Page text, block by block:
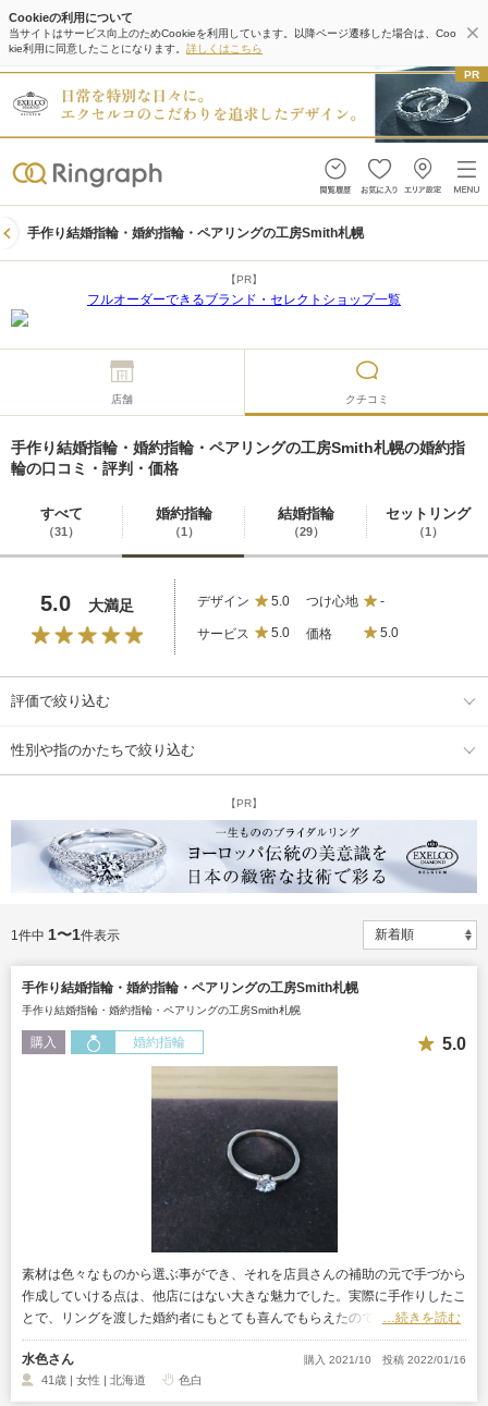
Cookieの利用について
当サイトはサービス向上のためCookieを利用しています。以降ページ遷移した場合は、Coo
kie利用に同意したことになります。 詳しくはこちら
手作り結婚指輪・婚約指輪・ペアリングの工房Smith札幌
【PR】
フルオーダーできるブランド・セレクトショップ一覧
店舗 クチコミ
手作り結婚指輪・婚約指輪・ペアリングの工房Smith札幌の婚約指
輪の口コミ・評判・価格
すべて
（31）
婚約指輪
（1）
結婚指輪
（29）
セットリング
（1）
5.0 大満足 デザイン 5.0 つけ心地 -
サービス 5.0 価格 5.0
評価で絞り込む
性別や指のかたちで絞り込む
【PR】
1件中 1〜1件表示
手作り結婚指輪・婚約指輪・ペアリングの工房Smith札幌
手作り結婚指輪・婚約指輪・ペアリングの工房Smith札幌
購入 婚約指輪 5.0
素材は色々なものから選ぶ事ができ、それを店員さんの補助の元で手づから
作成していける点は、他店にはない大きな魅力でした。実際に手作りしたこ
とで、リングを渡した婚約者にもとても喜んでもらえたので、非常に良かっ
た。
…続きを読む
水色さん 購入 2021/10 投稿 2022/01/16
41歳 | 女性 | 北海道 色白